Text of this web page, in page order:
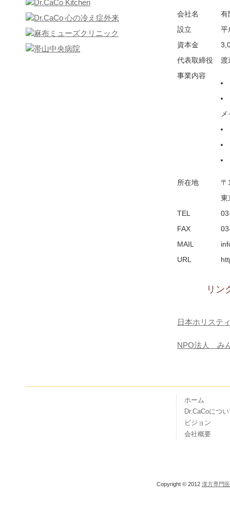
会社名
有
設立
平
資本金
代表取締役
渡
事業内容
所在地
〒
東
TEL
FAX
MAIL
URL
リン
日本ホリス
NPO法人 み
ホーム
Dr.CaCoにつ
ビジョン
会社概要
Copyright © 2012 漢方専門